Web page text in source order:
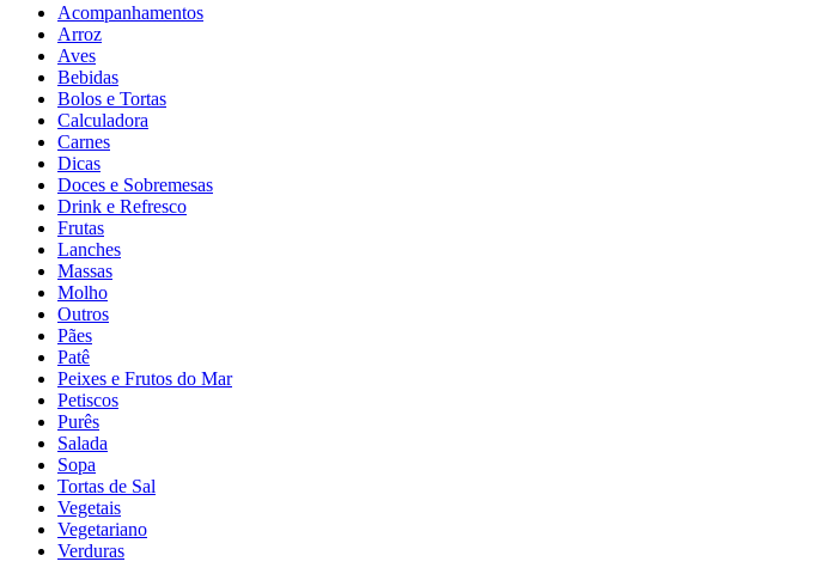
Acompanhamentos
Arroz
Aves
Bebidas
Bolos e Tortas
Calculadora
Carnes
Dicas
Doces e Sobremesas
Drink e Refresco
Frutas
Lanches
Massas
Molho
Outros
Pães
Patê
Peixes e Frutos do Mar
Petiscos
Purês
Salada
Sopa
Tortas de Sal
Vegetais
Vegetariano
Verduras